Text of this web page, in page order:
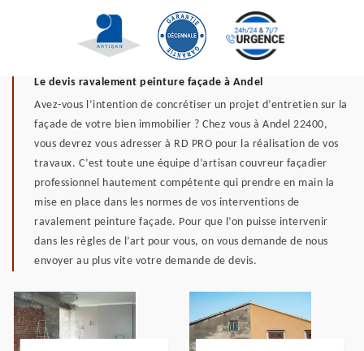
Le devis ravalement peinture façade à Andel
Avez-vous l’intention de concrétiser un projet d’entretien sur la
façade de votre bien immobilier ? Chez vous à Andel 22400,
vous devrez vous adresser à RD PRO pour la réalisation de vos
travaux. C’est toute une équipe d’artisan couvreur façadier
professionnel hautement compétente qui prendre en main la
mise en place dans les normes de vos interventions de
ravalement peinture façade. Pour que l’on puisse intervenir
dans les règles de l’art pour vous, on vous demande de nous
envoyer au plus vite votre demande de devis.